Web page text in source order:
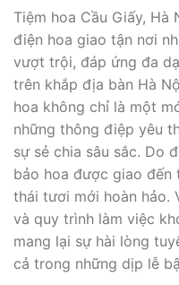
Tiệm hoa Cầu Giấy,
điện hoa giao tận nơi
vượt trội, đáp ứng đa
trên khắp địa bàn Hà
hoa không chỉ là một
những thông điệp yêu
sự sẻ chia sâu sắc. Do
bảo hoa được giao đến
thái tươi mới hoàn hảo.
và quy trình làm việc
mang lại sự hài lòng
cả trong những dịp lễ